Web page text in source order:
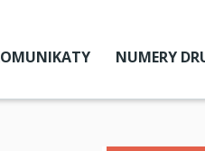
NUMERY
Aktualny